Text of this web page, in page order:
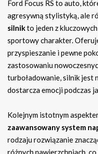
Ford Focus RS to auto,
agresywną stylistyką, ale
silnikto jeden z
sportowy charakter.
przyspieszanie i pewne
zastosowaniu
turboładowanie, silnik jest
dostarcza emocji podczas
Kolejnym istotnym
zaawansowany system
rodzaju rozwiązanie